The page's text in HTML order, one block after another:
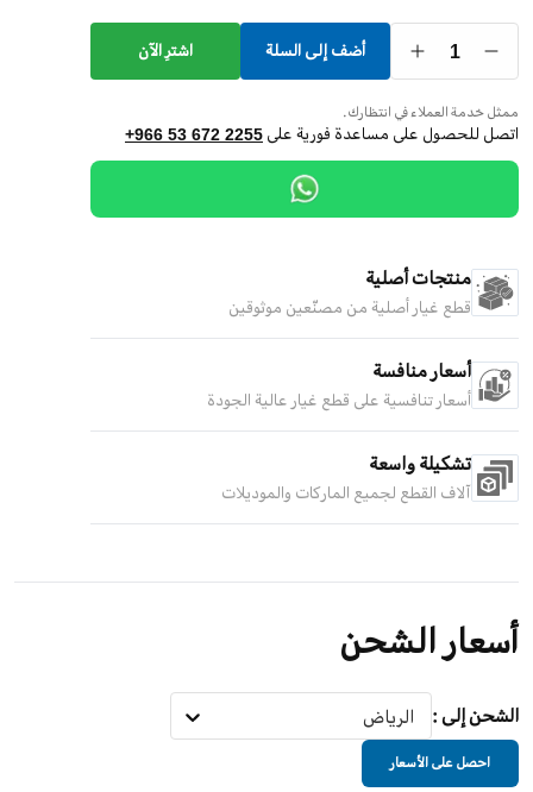
1 أضف إلى السلة اشترِ الآن
ممثل خدمة العملاء في انتظارك.
اتصل للحصول على مساعدة فورية على +966 53 672 2255
منتجات أصلية
قطع غيار أصلية من مصنّعين موثوقين
أسعار منافسة
أسعار تنافسية على قطع غيار عالية الجودة
تشكيلة واسعة
آلاف القطع لجميع الماركات والموديلات
أسعار الشحن
الشحن إلى : الرياض
احصل على الأسعار